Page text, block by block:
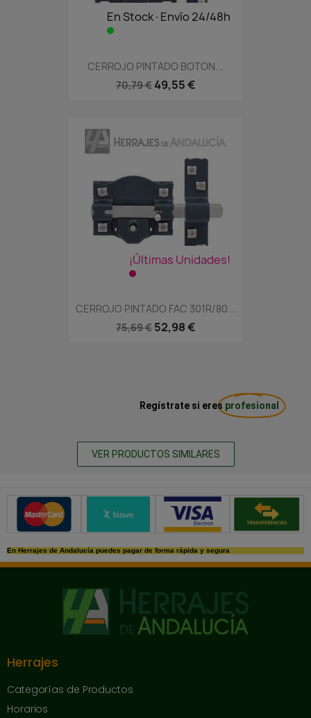
En Stock·Envío 24/48h
CERROJO PINTADO BOTON...
70,79 € 49,55 €
¡Últimas Unidades!
CERROJO PINTADO FAC 301R/80...
75,69 € 52,98 €
Regístrate si eres profesional
VER PRODUCTOS SIMILARES
Métodos de pago seguros
En Herrajes de Andalucía puedes pagar de forma rápida y segura
Herrajes
Categorías de Productos
Horarios